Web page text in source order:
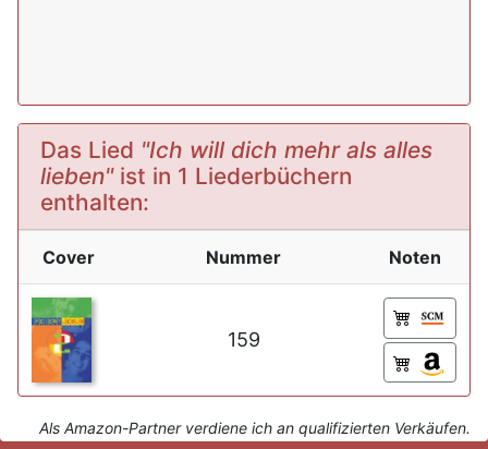
Das Lied "Ich will dich mehr als alles
lieben"ist in 1 Liederbüchern
enthalten:
Cover Nummer Noten
159
Als Amazon-Partner verdiene ich an qualifizierten Verkäufen.